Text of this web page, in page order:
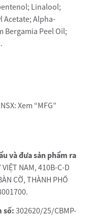
Linalool;
Acetate; Alpha-
Bergamia Peel Oil;
Xem “MFG”
và đưa sản phẩm ra
VIỆT NAM, 410B-C-D
CỜ, THÀNH PHỐ
số: 302620/25/CBMP-